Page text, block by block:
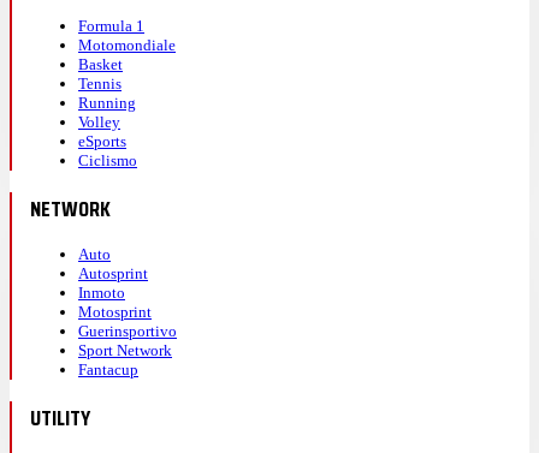
Formula 1
Motomondiale
Basket
Tennis
Running
Volley
eSports
Ciclismo
NETWORK
Auto
Autosprint
Inmoto
Motosprint
Guerinsportivo
Sport Network
Fantacup
UTILITY